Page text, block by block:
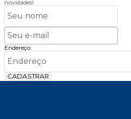
novidades!
Endereço:
CADASTRAR